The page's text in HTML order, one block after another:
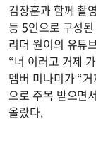
김장훈과 함께 촬
등 5인으로 구성
리더 원이의 유튜
“너 이러고 거제
멤버 미나미가 “
으로 주목 받으면
올랐다.